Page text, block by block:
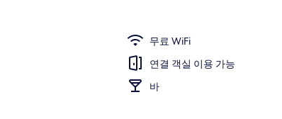
무료 WiFi
연결 객실 이용 가능
바